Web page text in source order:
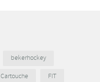
bekerhockey
Cartouche
FIT